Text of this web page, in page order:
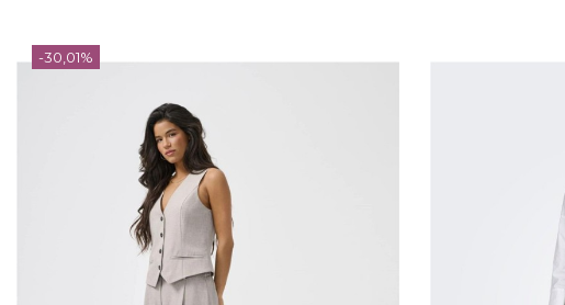
-30,01%